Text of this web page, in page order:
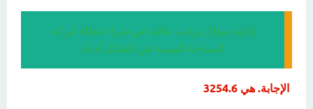
إجابة سؤال ترغب عائلة في شراء غطاء لبركة
السباحة المبينة في الشكل أدناه
الإجابة. هي 3254.6